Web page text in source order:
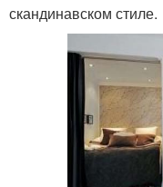
скандинавском стиле.